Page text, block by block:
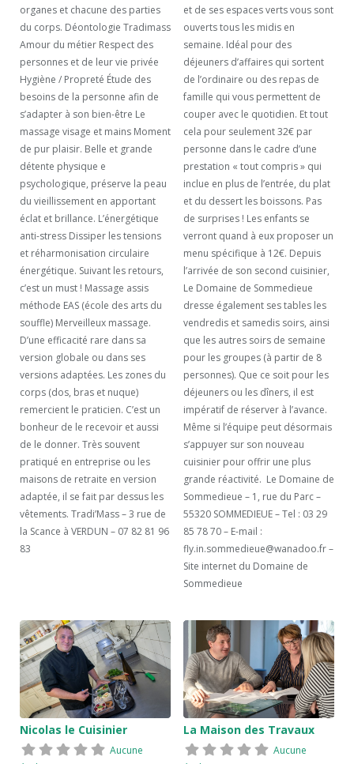
organes et chacune des parties
du corps. Déontologie Tradimass
Amour du métier Respect des
personnes et de leur vie privée
Hygiène / Propreté Étude des
besoins de la personne afin de
s’adapter à son bien-être Le
massage visage et mains Moment
de pur plaisir. Belle et grande
détente physique e
psychologique, préserve la peau
du vieillissement en apportant
éclat et brillance. L’énergétique
anti-stress Dissiper les tensions
et réharmonisation circulaire
énergétique. Suivant les retours,
c’est un must ! Massage assis
méthode EAS (école des arts du
souffle) Merveilleux massage.
D’une efficacité rare dans sa
version globale ou dans ses
versions adaptées. Les zones du
corps (dos, bras et nuque)
remercient le praticien. C’est un
bonheur de le recevoir et aussi
de le donner. Très souvent
pratiqué en entreprise ou les
maisons de retraite en version
adaptée, il se fait par dessus les
vêtements. Tradi’Mass – 3 rue de
la Scance à VERDUN – 07 82 81 96
83
et de ses espaces verts vous sont
ouverts tous les midis en
semaine. Idéal pour des
déjeuners d’affaires qui sortent
de l’ordinaire ou des repas de
famille qui vous permettent de
couper avec le quotidien. Et tout
cela pour seulement 32€ par
personne dans le cadre d’une
prestation « tout compris » qui
inclue en plus de l’entrée, du plat
et du dessert les boissons. Pas
de surprises ! Les enfants se
verront quand à eux proposer un
menu spécifique à 12€. Depuis
l’arrivée de son second cuisinier,
Le Domaine de Sommedieue
dresse également ses tables les
vendredis et samedis soirs, ainsi
que les autres soirs de semaine
pour les groupes (à partir de 8
personnes). Que ce soit pour les
déjeuners ou les dîners, il est
impératif de réserver à l’avance.
Même si l’équipe peut désormais
s’appuyer sur son nouveau
cuisinier pour offrir une plus
grande réactivité. Le Domaine de
Sommedieue – 1, rue du Parc –
55320 SOMMEDIEUE – Tel : 03 29
85 78 70 – E-mail :
fly.in.sommedieue@wanadoo.fr –
Site internet du Domaine de
Sommedieue
Nicolas le Cuisinier
Aucune
La Maison des Travaux
Aucune